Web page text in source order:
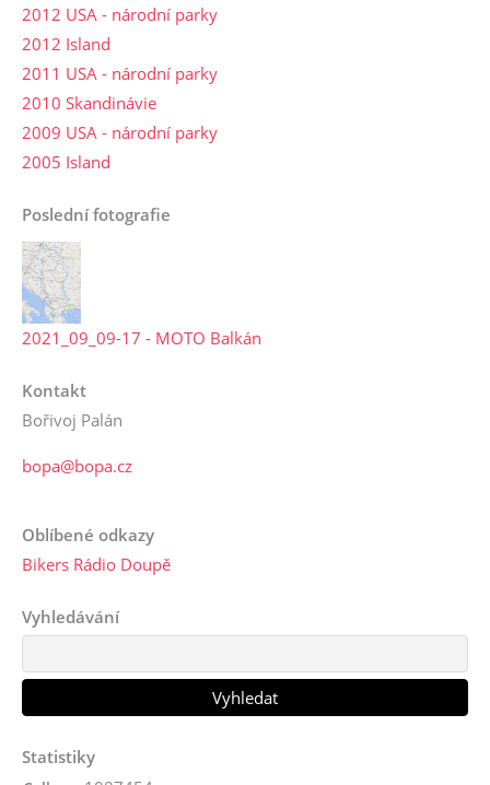
2012 USA - národní parky
2012 Island
2011 USA - národní parky
2010 Skandinávie
2009 USA - národní parky
2005 Island
Poslední fotografie
2021_09_09-17 - MOTO Balkán
Kontakt
Bořivoj Palán
bopa@bopa.cz
Oblíbené odkazy
Bikers Rádio Doupě
Vyhledávání
Statistiky